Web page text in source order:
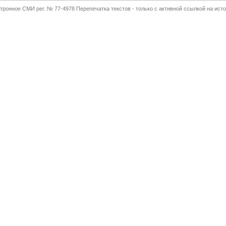
СМИ рег. № 77-4978 Перепечатка текстов - только с активной ссылкой на